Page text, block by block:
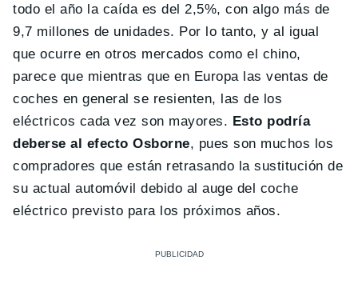
todo el año la caída es del 2,5%, con algo más de
9,7 millones de unidades. Por lo tanto, y al igual
que ocurre en otros mercados como el chino,
parece que mientras que en Europa las ventas de
coches en general se resienten, las de los
eléctricos cada vez son mayores. Esto podría
deberse al efecto Osborne, pues son muchos los
compradores que están retrasando la sustitución de
su actual automóvil debido al auge del coche
eléctrico previsto para los próximos años.